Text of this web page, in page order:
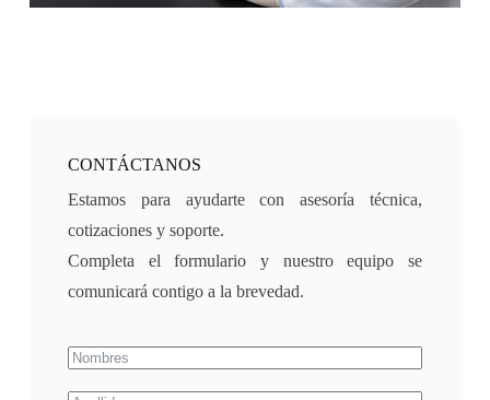
CONTÁCTANOS
Estamos para ayudarte con asesoría técnica,
cotizaciones y soporte.
Completa el formulario y nuestro equipo se
comunicará contigo a la brevedad.